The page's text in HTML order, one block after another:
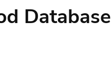
Database